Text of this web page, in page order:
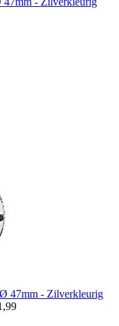
47mm - Zilverkleurig